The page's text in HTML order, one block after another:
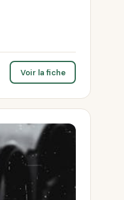
Voir la fiche